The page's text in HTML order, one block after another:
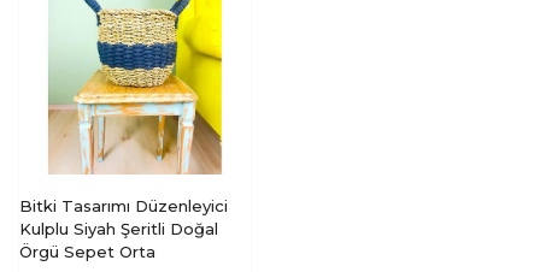
Bitki Tasarımı Düzenleyici
Kulplu Siyah Şeritli Doğal
Örgü Sepet Orta